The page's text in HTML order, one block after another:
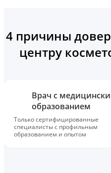
4 причины
центру
Врач с
образованием
Только сертифицированные
специалисты с профильным
образованием и опытом